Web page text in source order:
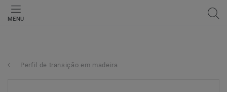
MENU
Perfil de transição em madeira